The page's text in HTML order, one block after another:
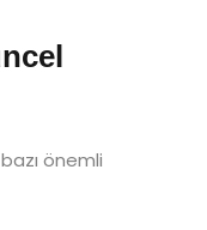
bazı önemli